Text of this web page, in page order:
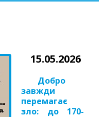
15.05.2026
Добро
завжди
перемагає
зло: до 170-